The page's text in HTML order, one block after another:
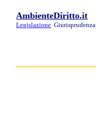
AmbienteDiritto.it
Legislazione Giurisprudenza